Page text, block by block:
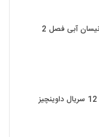
دانلود سریال نیسان آبی فصل 2